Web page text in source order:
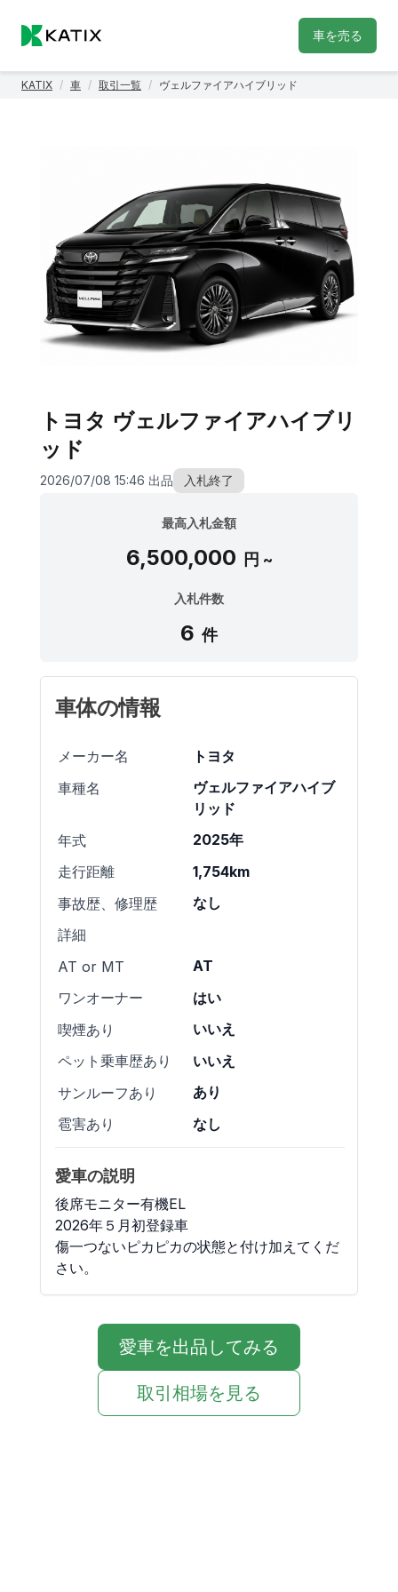
車を売る
KATIX / 車 / 取引一覧 / ヴェルファイアハイブリッド
トヨタ ヴェルファイアハイブリ
ッド
2026/07/08 15:46 出品 入札終了
最高入札金額
6,500,000 円 ~
入札件数
6 件
車体の情報
メーカー名
トヨタ
車種名
ヴェルファイアハイブ
リッド
年式
2025年
走行距離
1,754km
事故歴、修理歴
なし
詳細
AT or MT
AT
ワンオーナー
はい
喫煙あり
いいえ
ペット乗車歴あり
いいえ
サンルーフあり
あり
雹害あり
なし
愛車の説明
後席モニター有機EL
2026年５月初登録車
傷一つないピカピカの状態と付け加えてくだ
愛車を出品してみる
取引相場を見る